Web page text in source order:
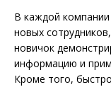
В каждой
новых
новичок
информацию и
Кроме того,